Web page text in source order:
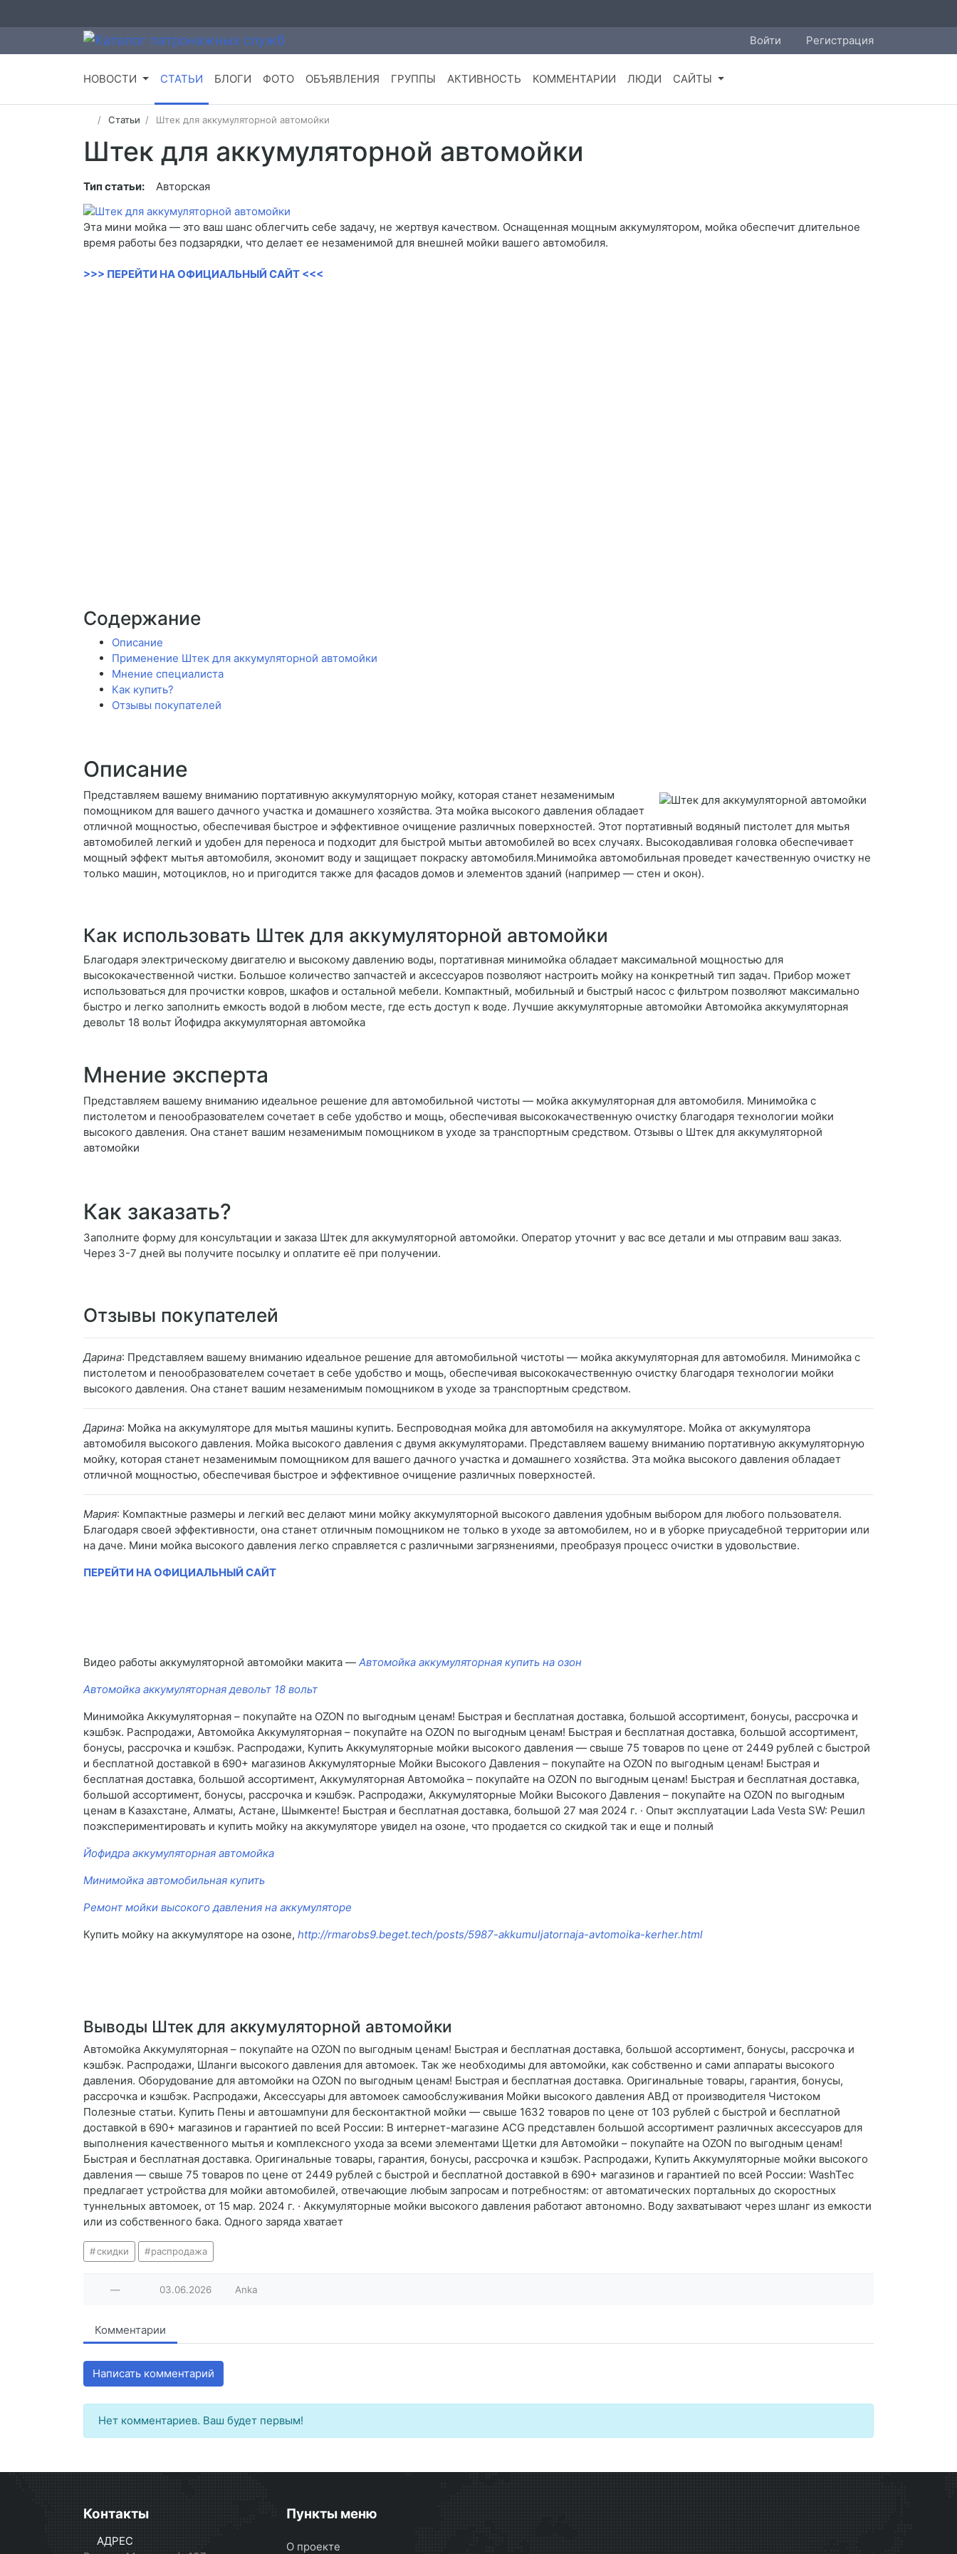
Войти Регистрация
НОВОСТИ СТАТЬИ БЛОГИ ФОТО ОБЪЯВЛЕНИЯ ГРУППЫ АКТИВНОСТЬ КОММЕНТАРИИ ЛЮДИ САЙТЫ
Статьи Штек для аккумуляторной автомойки
Штек для аккумуляторной автомойки
Тип статьи: Авторская
Эта мини мойка — это ваш шанс облегчить себе задачу, не жертвуя качеством. Оснащенная мощным аккумулятором, мойка обеспечит длительное
время работы без подзарядки, что делает ее незаменимой для внешней мойки вашего автомобиля.
>>> ПЕРЕЙТИ НА ОФИЦИАЛЬНЫЙ САЙТ <<<
Содержание
Описание
Применение Штек для аккумуляторной автомойки
Мнение специалиста
Как купить?
Отзывы покупателей
Описание
Представляем вашему вниманию портативную аккумуляторную мойку, которая станет незаменимым
помощником для вашего дачного участка и домашнего хозяйства. Эта мойка высокого давления обладает
отличной мощностью, обеспечивая быстрое и эффективное очищение различных поверхностей. Этот портативный водяный пистолет для мытья
автомобилей легкий и удобен для переноса и подходит для быстрой мытьи автомобилей во всех случаях. Высокодавливая головка обеспечивает
мощный эффект мытья автомобиля, экономит воду и защищает покраску автомобиля.Минимойка автомобильная проведет качественную очистку не
только машин, мотоциклов, но и пригодится также для фасадов домов и элементов зданий (например — стен и окон).
Как использовать Штек для аккумуляторной автомойки
Благодаря электрическому двигателю и высокому давлению воды, портативная минимойка обладает максимальной мощностью для
высококачественной чистки. Большое количество запчастей и аксессуаров позволяют настроить мойку на конкретный тип задач. Прибор может
использоваться для прочистки ковров, шкафов и остальной мебели. Компактный, мобильный и быстрый насос с фильтром позволяют максимально
быстро и легко заполнить емкость водой в любом месте, где есть доступ к воде. Лучшие аккумуляторные автомойки Автомойка аккумуляторная
девольт 18 вольт Йофидра аккумуляторная автомойка
Мнение эксперта
Представляем вашему вниманию идеальное решение для автомобильной чистоты — мойка аккумуляторная для автомобиля. Минимойка с
пистолетом и пенообразователем сочетает в себе удобство и мощь, обеспечивая высококачественную очистку благодаря технологии мойки
высокого давления. Она станет вашим незаменимым помощником в уходе за транспортным средством. Отзывы о Штек для аккумуляторной
автомойки
Как заказать?
Заполните форму для консультации и заказа Штек для аккумуляторной автомойки. Оператор уточнит у вас все детали и мы отправим ваш заказ.
Через 3-7 дней вы получите посылку и оплатите её при получении.
Отзывы покупателей
Дарина: Представляем вашему вниманию идеальное решение для автомобильной чистоты — мойка аккумуляторная для автомобиля. Минимойка с
пистолетом и пенообразователем сочетает в себе удобство и мощь, обеспечивая высококачественную очистку благодаря технологии мойки
высокого давления. Она станет вашим незаменимым помощником в уходе за транспортным средством.
Дарина: Мойка на аккумуляторе для мытья машины купить. Беспроводная мойка для автомобиля на аккумуляторе. Мойка от аккумулятора
автомобиля высокого давления. Мойка высокого давления с двумя аккумуляторами. Представляем вашему вниманию портативную аккумуляторную
мойку, которая станет незаменимым помощником для вашего дачного участка и домашнего хозяйства. Эта мойка высокого давления обладает
отличной мощностью, обеспечивая быстрое и эффективное очищение различных поверхностей.
Мария: Компактные размеры и легкий вес делают мини мойку аккумуляторной высокого давления удобным выбором для любого пользователя.
Благодаря своей эффективности, она станет отличным помощником не только в уходе за автомобилем, но и в уборке приусадебной территории или
на даче. Мини мойка высокого давления легко справляется с различными загрязнениями, преобразуя процесс очистки в удовольствие.
ПЕРЕЙТИ НА ОФИЦИАЛЬНЫЙ САЙТ
Видео работы аккумуляторной автомойки макита — Автомойка аккумуляторная купить на озон
Автомойка аккумуляторная девольт 18 вольт
Минимойка Аккумуляторная – покупайте на OZON по выгодным ценам! Быстрая и бесплатная доставка, большой ассортимент, бонусы, рассрочка и
кэшбэк. Распродажи, Автомойка Аккумуляторная – покупайте на OZON по выгодным ценам! Быстрая и бесплатная доставка, большой ассортимент,
бонусы, рассрочка и кэшбэк. Распродажи, Купить Аккумуляторные мойки высокого давления — свыше 75 товаров по цене от 2449 рублей с быстрой
и бесплатной доставкой в 690+ магазинов Аккумуляторные Мойки Высокого Давления – покупайте на OZON по выгодным ценам! Быстрая и
бесплатная доставка, большой ассортимент, Аккумуляторная Автомойка – покупайте на OZON по выгодным ценам! Быстрая и бесплатная доставка,
большой ассортимент, бонусы, рассрочка и кэшбэк. Распродажи, Аккумуляторные Мойки Высокого Давления – покупайте на OZON по выгодным
ценам в Казахстане, Алматы, Астане, Шымкенте! Быстрая и бесплатная доставка, большой 27 мая 2024 г. · Опыт эксплуатации Lada Vesta SW: Решил
поэкспериментировать и купить мойку на аккумуляторе увидел на озоне, что продается со скидкой так и еще и полный
Йофидра аккумуляторная автомойка
Минимойка автомобильная купить
Ремонт мойки высокого давления на аккумуляторе
Купить мойку на аккумуляторе на озоне, http://rmarobs9.beget.tech/posts/5987-akkumuljatornaja-avtomoika-kerher.html
Выводы Штек для аккумуляторной автомойки
Автомойка Аккумуляторная – покупайте на OZON по выгодным ценам! Быстрая и бесплатная доставка, большой ассортимент, бонусы, рассрочка и
кэшбэк. Распродажи, Шланги высокого давления для автомоек. Так же необходимы для автомойки, как собственно и сами аппараты высокого
давления. Оборудование для автомойки на OZON по выгодным ценам! Быстрая и бесплатная доставка. Оригинальные товары, гарантия, бонусы,
рассрочка и кэшбэк. Распродажи, Аксессуары для автомоек самообслуживания Мойки высокого давления АВД от производителя Чистоком
Полезные статьи. Купить Пены и автошампуни для бесконтактной мойки — свыше 1632 товаров по цене от 103 рублей с быстрой и бесплатной
доставкой в 690+ магазинов и гарантией по всей России: В интернет-магазине AСG представлен большой ассортимент различных аксессуаров для
выполнения качественного мытья и комплексного ухода за всеми элементами Щетки для Автомойки – покупайте на OZON по выгодным ценам!
Быстрая и бесплатная доставка. Оригинальные товары, гарантия, бонусы, рассрочка и кэшбэк. Распродажи, Купить Аккумуляторные мойки высокого
давления — свыше 75 товаров по цене от 2449 рублей с быстрой и бесплатной доставкой в 690+ магазинов и гарантией по всей России: WashTec
предлагает устройства для мойки автомобилей, отвечающие любым запросам и потребностям: от автоматических портальных до скоростных
туннельных автомоек, от 15 мар. 2024 г. · Аккумуляторные мойки высокого давления работают автономно. Воду захватывают через шланг из емкости
или из собственного бака. Одного заряда хватает
скидки распродажа
— 03.06.2026 Anka
Комментарии
Написать комментарий
Нет комментариев. Ваш будет первым!
Контакты
АДРЕС
Пункты меню
О проекте